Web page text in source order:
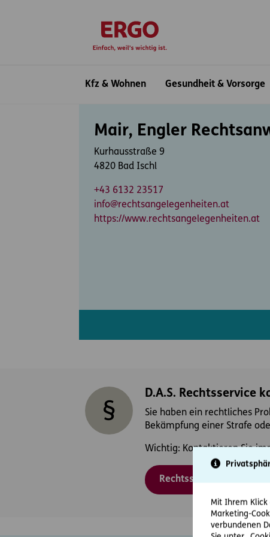
Mit Ihrem Klick
Marketing-
verbundenen
Kfz & Wohnen
Gesundheit & Vorsorge
Mair, Engler
Kurhausstraße 9
4820 Bad Ischl
+43 6132 23517
info@rechtsangelegenheiten.at
https://www.rechtsangelegenheiten.at
D.A.S. Rechtsservice
Sie haben ein rechtliches
Bekämpfung einer Strafe
Wichtig: Kontaktieren Sie
Rechtsschutzfall melden